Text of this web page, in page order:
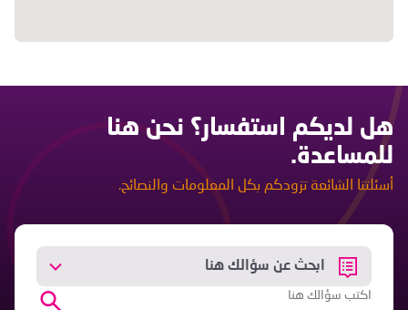
هل لديكم استفسار؟ نحن هنا
للمساعدة.
أسئلتنا الشائعة تزودكم بكل المعلومات والنصائح.
ابحث عن سؤالك هنا